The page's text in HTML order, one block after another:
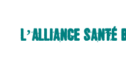
L’ALLIANCE SANTÉ